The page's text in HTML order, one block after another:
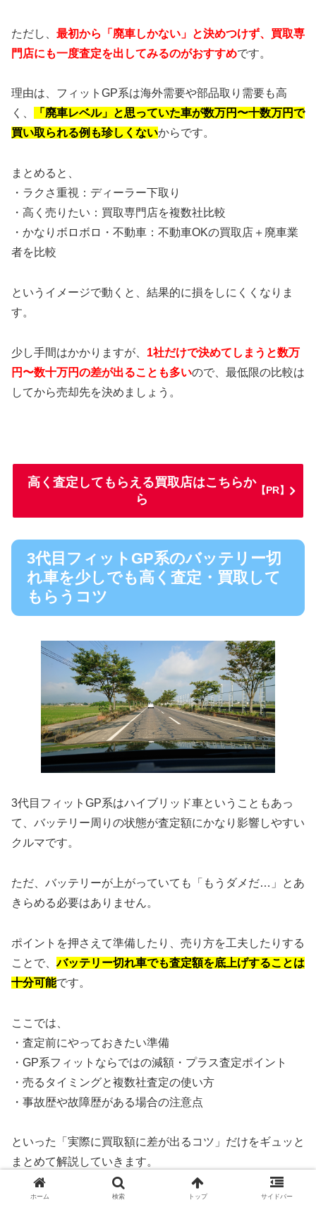
ただし、 最初から「廃車しかない」と決めつけず、買取専
門店にも一度査定を出してみるのがおすすめです。
理由は、フィットGP系は海外需要や部品取り需要も高
く、
「廃車レベル」と思っていた車が数万円〜十数万円で
買い取られる例も珍しくないからです。
まとめると、
・ラクさ重視：ディーラー下取り
・高く売りたい：買取専門店を複数社比較
・かなりボロボロ・不動車：不動車OKの買取店＋廃車業
者を比較
というイメージで動くと、結果的に損をしにくくなりま
す。
少し手間はかかりますが、 1社だけで決めてしまうと数万
円〜数十万円の差が出ることも多いので、最低限の比較は
してから売却先を決めましょう。
高く査定してもらえる買取店はこちらか
ら
【PR】
3代目フィットGP系のバッテリー切
れ車を少しでも高く査定・買取して
もらうコツ
3代目フィットGP系はハイブリッド車ということもあっ
て、バッテリー周りの状態が査定額にかなり影響しやすい
クルマです。
ただ、バッテリーが上がっていても「もうダメだ…」とあ
きらめる必要はありません。
ポイントを押さえて準備したり、売り方を工夫したりする
ことで、バッテリー切れ車でも査定額を底上げすることは
十分可能です。
ここでは、
・査定前にやっておきたい準備
・GP系フィットならではの減額・プラス査定ポイント
・売るタイミングと複数社査定の使い方
・事故歴や故障歴がある場合の注意点
といった「実際に買取額に差が出るコツ」だけをギュッと
まとめて解説していきます。
ムダな出費を避けつつ、少しでも高く売るための考え方
ホーム 検索 トップ サイドバー